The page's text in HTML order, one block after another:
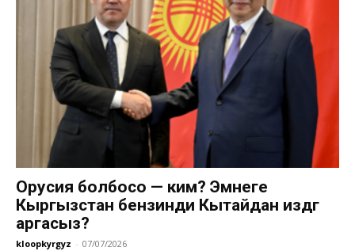
Орусия болбосо — ким? Эмнеге
Кыргызстан бензинди Кытайдан издөөгө
аргасыз?
kloopkyrgyz - 07/07/2026